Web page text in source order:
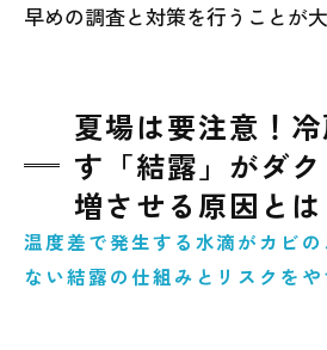
早めの調査と対策を行うことが
夏場は要注意！
す「結露」がダ
増させる原因とは
温度差で発生する水滴がカビ
ない結露の仕組みとリスクを